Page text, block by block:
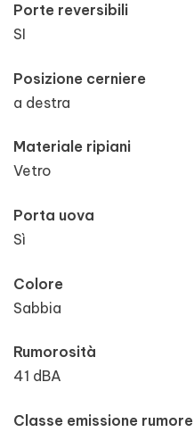
Porte reversibili
SI
Posizione cerniere
a destra
Materiale ripiani
Vetro
Porta uova
Sì
Colore
Sabbia
Rumorosità
41 dBA
Classe emissione rumore